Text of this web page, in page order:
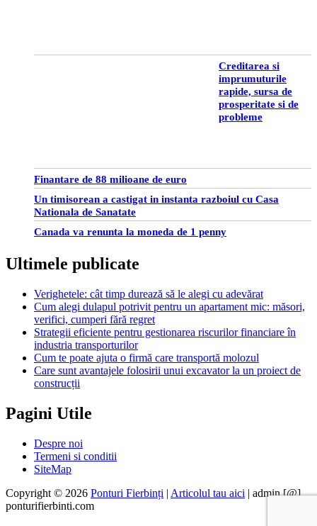
Creditarea si
imprumuturile
rapide, sursa de
prosperitate si de
probleme
Finantare de 88 milioane de euro
Un timisorean a castigat in instanta razboiul cu Casa
Nationala de Sanatate
Canada va renunta la moneda de 1 penny
Ultimele publicate
Verighetele: cât timp durează să le alegi cu adevărat
Cum alegi dulapul potrivit pentru un apartament mic: măsori,
verifici, cumperi fără regret
Strategii eficiente pentru gestionarea riscurilor financiare în
industria transporturilor
Cum te poate ajuta o firmă care transportă molozul
Care sunt avantajele folosirii unui excavator la un proiect de
construcții
Pagini Utile
Despre noi
Termeni si conditii
SiteMap
Copyright © 2026 Ponturi Fierbinți | Articolul tau aici | admin [@]
ponturifierbinti.com